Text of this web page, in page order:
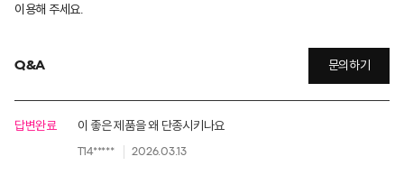
이용해 주세요.
Q&A 문의하기
답변완료 이 좋은 제품을 왜 단종시키나요
T14***** 2026.03.13